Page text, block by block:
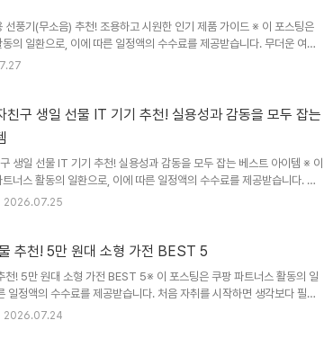
선풍기(무소음) 추천! 조용하고 시원한 인기 제품 가이드 ※ 이 포스팅은
의 일환으로, 이에 따른 일정액의 수수료를 제공받습니다. 무더운 여름
위에 하나쯤은 꼭 필요한 것이 바로 탁상용 선풍기입니다. 특히 재택근무,
사용, 높이 조절 등 다양한 기능까지 갖추고 있습니다. 이번 글에서는 여
무소음 탁상용 선풍기 추천 제품과 선택 요령을 소개합니다.1. 무소음
택 기준탁상용 선풍기를 구매할 때는 다음 사항을 확인하면 만족도가 ..
친구 생일 선물 IT 기기 추천! 실용성과 감동을 모두 잡는
생일 선물 IT 기기 추천! 실용성과 감동을 모두 잡는 베스트 아이템 ※ 이
너스 활동의 일환으로, 이에 따른 일정액의 수수료를 제공받습니다. 생
가장 고민되는 점은 '오래 사용할 수 있으면서도 받는 사람이 정말 좋아
겠습니다. 🎁 IT 기기가 생일 선물로 인기인 이유IT 기기는 단순히 신기
수 있다.사용할 때마다 선물한 사람이 떠오른다.실용성이 높다..
2026.07.25
추천! 5만 원대 소형 가전 BEST 5
천! 5만 원대 소형 가전 BEST 5※ 이 포스팅은 쿠팡 파트너스 활동의 일
일정액의 수수료를 제공받습니다. 처음 자취를 시작하면 생각보다 필요
습니다. 침구나 식기처럼 기본적인 생활용품도 필요하지만, 막상 생활해
2026.07.24